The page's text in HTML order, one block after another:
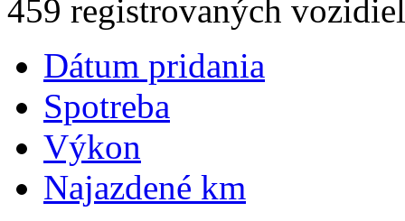
459 registrovaných vozidiel
Dátum pridania
Spotreba
Výkon
Najazdené km